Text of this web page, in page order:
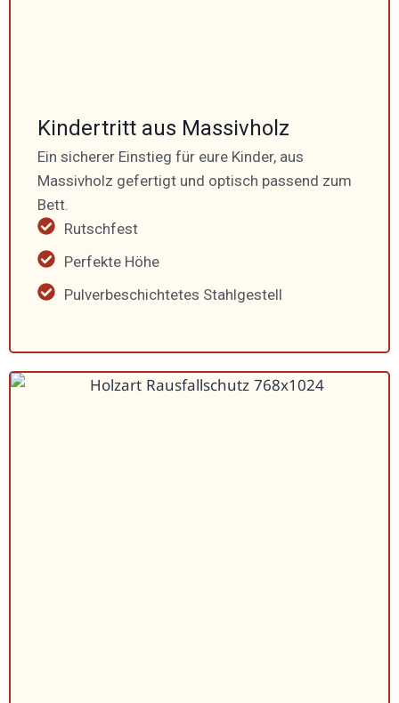
Kinder­tritt aus Massivholz
Ein sicherer Einstieg für eure Kinder, aus
Massivholz gefertigt und optisch passend zum
Bett.
Rutschfest
Perfekte Höhe
Pulver­be­schich­tetes Stahl­ge­stell